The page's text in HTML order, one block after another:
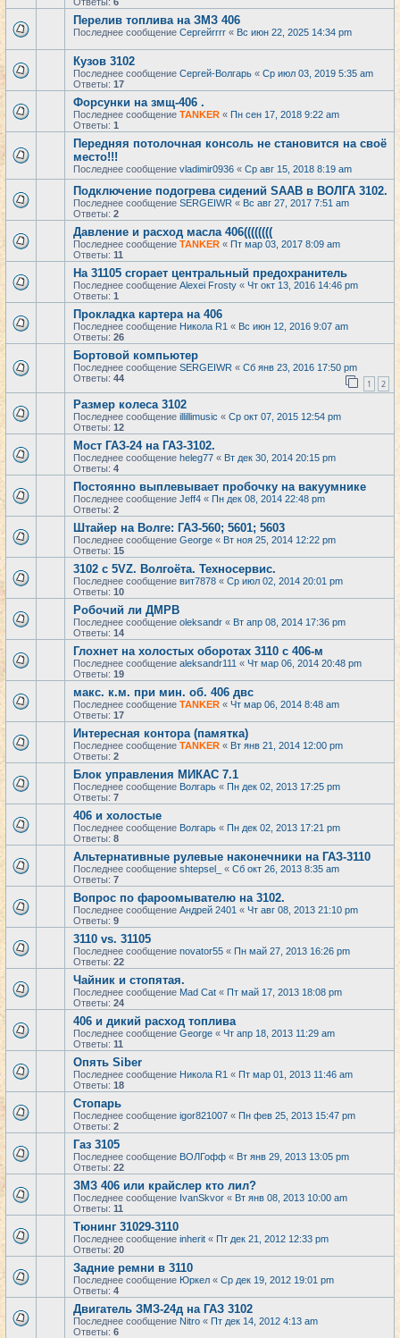
Перелив топлива на ЗМЗ 406
Последнее сообщение Сергейrrrr « Вс июн 22, 2025 14:34 pm
Кузов 3102
Последнее сообщение Сергей-Волгарь « Ср июл 03, 2019 5:35 am
Ответы: 17
Форсунки на змщ-406 .
Последнее сообщение TANKER « Пн сен 17, 2018 9:22 am
Ответы: 1
Передняя потолочная консоль не становится на своё
место!!!
Последнее сообщение vladimir0936 « Ср авг 15, 2018 8:19 am
Подключение подогрева сидений SAAB в ВОЛГА 3102.
Последнее сообщение SERGEIWR « Вс авг 27, 2017 7:51 am
Ответы: 2
Давление и расход масла 406((((((((
Последнее сообщение TANKER « Пт мар 03, 2017 8:09 am
Ответы: 11
На 31105 сгорает центральный предохранитель
Последнее сообщение Alexei Frosty « Чт окт 13, 2016 14:46 pm
Ответы: 1
Прокладка картера на 406
Последнее сообщение Никола R1 « Вс июн 12, 2016 9:07 am
Ответы: 26
Бортовой компьютер
Последнее сообщение SERGEIWR « Сб янв 23, 2016 17:50 pm
Ответы: 44 1 2
Размер колеса 3102
Последнее сообщение illillimusic « Ср окт 07, 2015 12:54 pm
Ответы: 12
Мост ГАЗ-24 на ГАЗ-3102.
Последнее сообщение heleg77 « Вт дек 30, 2014 20:15 pm
Ответы: 4
Постоянно выплевывает пробочку на вакуумнике
Последнее сообщение Jeff4 « Пн дек 08, 2014 22:48 pm
Ответы: 2
Штайер на Волге: ГАЗ-560; 5601; 5603
Последнее сообщение George « Вт ноя 25, 2014 12:22 pm
Ответы: 15
3102 с 5VZ. Волгоёта. Техносервис.
Последнее сообщение вит7878 « Ср июл 02, 2014 20:01 pm
Ответы: 10
Робочий ли ДМРВ
Последнее сообщение oleksandr « Вт апр 08, 2014 17:36 pm
Ответы: 14
Глохнет на холостых оборотах 3110 с 406-м
Последнее сообщение aleksandr111 « Чт мар 06, 2014 20:48 pm
Ответы: 19
макс. к.м. при мин. об. 406 двс
Последнее сообщение TANKER « Чт мар 06, 2014 8:48 am
Ответы: 17
Интересная контора (памятка)
Последнее сообщение TANKER « Вт янв 21, 2014 12:00 pm
Ответы: 2
Блок управления МИКАС 7.1
Последнее сообщение Волгарь « Пн дек 02, 2013 17:25 pm
Ответы: 7
406 и холостые
Последнее сообщение Волгарь « Пн дек 02, 2013 17:21 pm
Ответы: 8
Альтернативные рулевые наконечники на ГАЗ-3110
Последнее сообщение shtepsel_ « Сб окт 26, 2013 8:35 am
Ответы: 7
Вопрос по фароомывателю на 3102.
Последнее сообщение Андрей 2401 « Чт авг 08, 2013 21:10 pm
Ответы: 9
3110 vs. 31105
Последнее сообщение novator55 « Пн май 27, 2013 16:26 pm
Ответы: 22
Чайник и стопятая.
Последнее сообщение Mad Cat « Пт май 17, 2013 18:08 pm
Ответы: 24
406 и дикий расход топлива
Последнее сообщение George « Чт апр 18, 2013 11:29 am
Ответы: 11
Опять Siber
Последнее сообщение Никола R1 « Пт мар 01, 2013 11:46 am
Ответы: 18
Стопарь
Последнее сообщение igor821007 « Пн фев 25, 2013 15:47 pm
Ответы: 2
Газ 3105
Последнее сообщение ВОЛГофф « Вт янв 29, 2013 13:05 pm
Ответы: 22
ЗМЗ 406 или крайслер кто лил?
Последнее сообщение IvanSkvor « Вт янв 08, 2013 10:00 am
Ответы: 11
Тюнинг 31029-3110
Последнее сообщение inherit « Пт дек 21, 2012 12:33 pm
Ответы: 20
Задние ремни в 3110
Последнее сообщение Юркел « Ср дек 19, 2012 19:01 pm
Ответы: 4
Двигатель ЗМЗ-24д на ГАЗ 3102
Последнее сообщение Nitro « Пт дек 14, 2012 4:13 am
Ответы: 6